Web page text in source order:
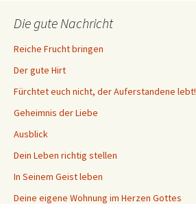
Die gute Nachricht
Reiche Frucht bringen
Der gute Hirt
Fürchtet euch nicht, der Auferstandene lebt!
Geheimnis der Liebe
Ausblick
Dein Leben richtig stellen
In Seinem Geist leben
Deine eigene Wohnung im Herzen Gottes